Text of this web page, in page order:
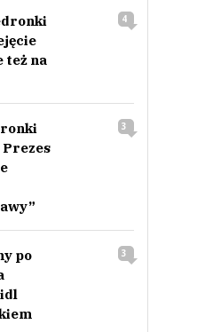
też na
4
Prezes
3
po
3